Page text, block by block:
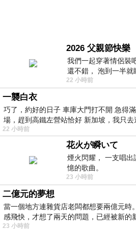
2026 父親節快樂
我們一起穿著情侶裝
還不錯， 泡到一半
醒， 手
22 小時前
一襲白衣
巧了，約好的日子 車庫大門打不開 急得
場，趕到高鐵左營站恰好 新加坡，我只
22 小時前
花火が瞬いて
煙火閃耀， 一支唱出
憶的歌曲。
23 小時前
二億元的夢想
當一個地方連雜貨店老闆都想要兩億元時
感飛快，才想了兩天的問題，已經被新的
23 小時前